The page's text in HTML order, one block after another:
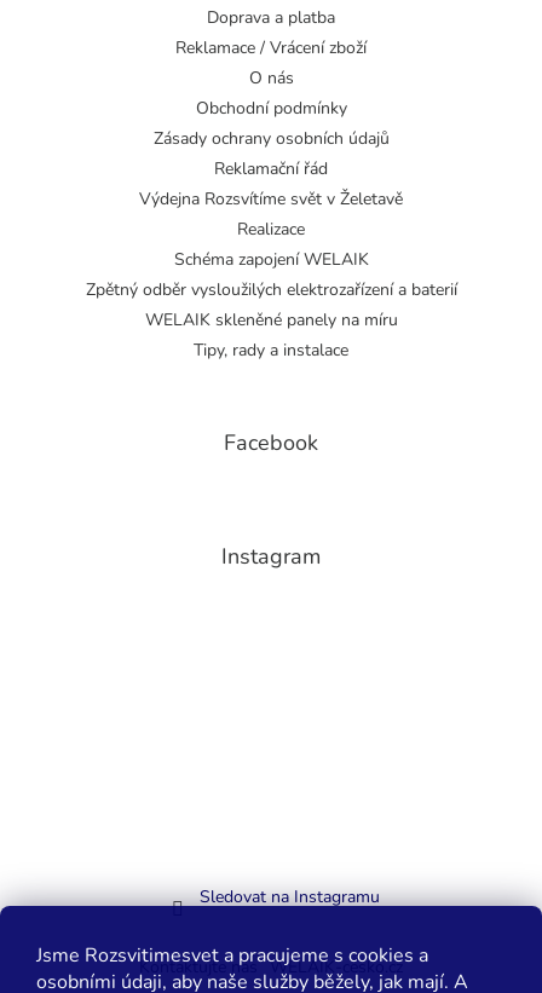
Jsme Rozsvitimesvet a pracujeme s cookies a
osobními údaji, aby naše služby běžely, jak mají. A
Doprava a platba
Reklamace / Vrácení zboží
O nás
Obchodní podmínky
Zásady ochrany osobních údajů
Reklamační řád
Výdejna Rozsvítíme svět v Želetavě
Realizace
Schéma zapojení WELAIK
Zpětný odběr vysloužilých elektrozařízení a baterií
WELAIK skleněné panely na míru
Tipy, rady a instalace
Facebook
Instagram
Sledovat na Instagramu
Kontaktujte nás WELAIK-cesko.cz